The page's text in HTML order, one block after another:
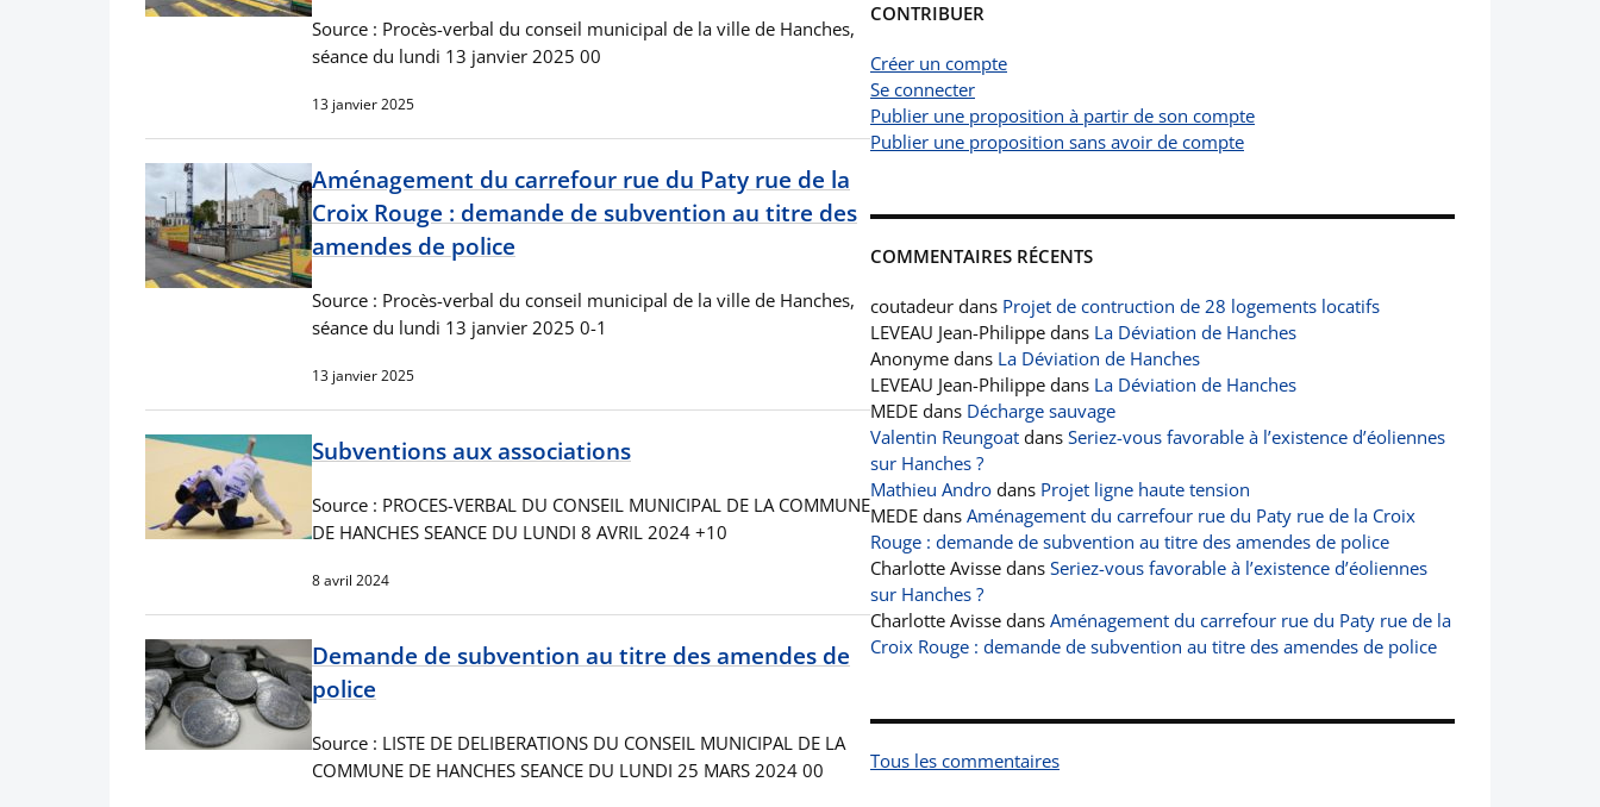
Source : Procès-verbal du conseil municipal de la ville de Hanches,
séance du lundi 13 janvier 2025 00
13 janvier 2025
Aménagement du carrefour rue du Paty rue de la
Croix Rouge : demande de subvention au titre des
amendes de police
Source : Procès-verbal du conseil municipal de la ville de Hanches,
séance du lundi 13 janvier 2025 0-1
13 janvier 2025
Subventions aux associations
Source : PROCES-VERBAL DU CONSEIL MUNICIPAL DE LA COMMUNE
DE HANCHES SEANCE DU LUNDI 8 AVRIL 2024 +10
8 avril 2024
Demande de subvention au titre des amendes de
police
Source : LISTE DE DELIBERATIONS DU CONSEIL MUNICIPAL DE LA
COMMUNE DE HANCHES SEANCE DU LUNDI 25 MARS 2024 00
CONTRIBUER
Créer un compte
Se connecter
Publier une proposition à partir de son compte
Publier une proposition sans avoir de compte
COMMENTAIRES RÉCENTS
coutadeur dans Projet de contruction de 28 logements locatifs
LEVEAU Jean-Philippe dans La Déviation de Hanches
Anonyme dans La Déviation de Hanches
LEVEAU Jean-Philippe dans La Déviation de Hanches
MEDE dans Décharge sauvage
Valentin Reungoat dans Seriez-vous favorable à l’existence d’éoliennes
sur Hanches ?
Mathieu Andro dans Projet ligne haute tension
MEDE dans Aménagement du carrefour rue du Paty rue de la Croix
Rouge : demande de subvention au titre des amendes de police
Charlotte Avisse dans Seriez-vous favorable à l’existence d’éoliennes
sur Hanches ?
Charlotte Avisse dans Aménagement du carrefour rue du Paty rue de la
Croix Rouge : demande de subvention au titre des amendes de police
Tous les commentaires